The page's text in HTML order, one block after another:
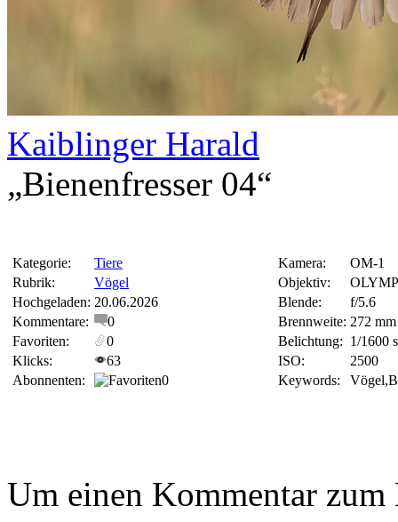
Kaiblinger Harald
„Bienenfresser 04“
Kategorie:
Tiere
Rubrik:
Vögel
Hochgeladen: 20.06.2026
Kommentare:
0
Favoriten:
0
Klicks:
63
Abonnenten:
0
Kamera:
OM-1
Objektiv:
Blende:
f/5.6
Brennweite: 272 mm
Belichtung: 1/1600
ISO:
2500
Keywords:
Um einen Kommentar